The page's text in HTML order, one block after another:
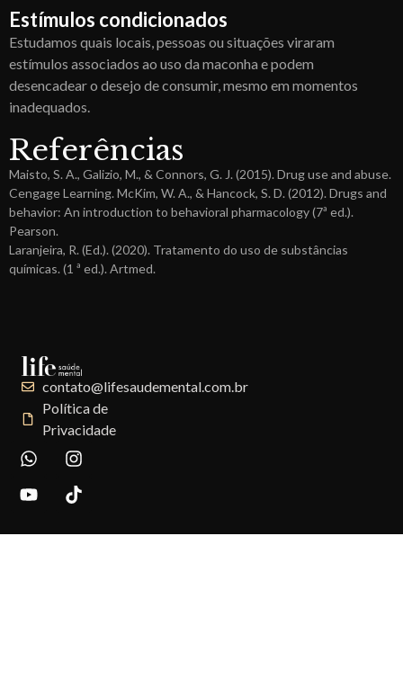
Estímulos condicionados
Estudamos quais locais, pessoas ou situações viraram
estímulos associados ao uso da maconha e podem
desencadear o desejo de consumir, mesmo em momentos
inadequados.
Referências
Maisto, S. A., Galizio, M., & Connors, G. J. (2015). Drug use and abuse.
Cengage Learning. McKim, W. A., & Hancock, S. D. (2012). Drugs and
behavior: An introduction to behavioral pharmacology (7ª ed.).
Pearson.
Laranjeira, R. (Ed.). (2020). Tratamento do uso de substâncias
químicas. (1 ª ed.). Artmed.
contato@lifesaudemental.com.br
Política de
Privacidade